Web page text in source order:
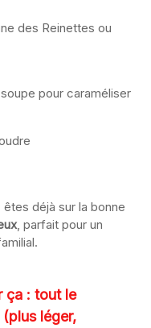
des Reinettes ou
pour caraméliser
déjà sur la bonne
, parfait pour un
ça : tout le
léger,